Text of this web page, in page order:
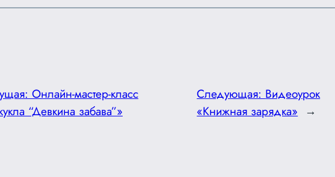
Онлайн-мастер-класс
“Девкина забава”»
Следующая: Видеоурок
«Книжная зарядка» →